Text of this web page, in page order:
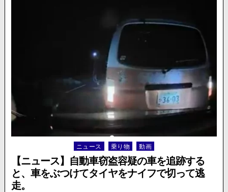
Posted
in
ニュース 乗り物 動画
【ニュース】自動車窃盗容疑の車を追跡する
と、車をぶつけてタイヤをナイフで切って逃
走。